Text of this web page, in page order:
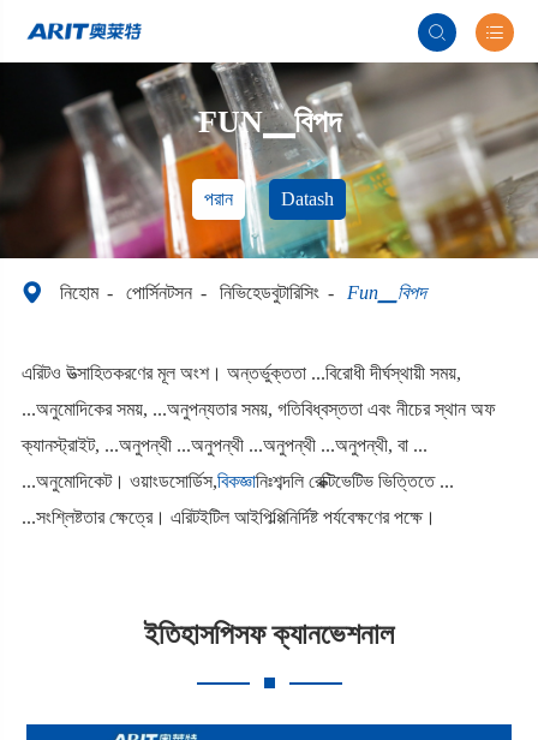
 
FUN▁বিপদ
পরান Datash
 নিহোম পোর্সিনটসন নিভিহেডবুটারিসিং Fun▁বিপদ
এরিটও উত্সাহিতকরণের মূল অংশ। অন্তর্ভুক্ততা ...বিরোধী দীর্ঘস্থায়ী সময়,
...অনুমোদিকের সময়, ...অনুপন্যতার সময়, গতিবিধ্বস্ততা এবং নীচের স্থান অফ
ক্যানস্ট্রাইট, ...অনুপন্থী ...অনুপন্থী ...অনুপন্থী ...অনুপন্থী, বা ...
...অনুমোদিকেট। ওয়াংডসোর্ডিস,বিকজ্ঞানিঃশব্দলি রেক্ক্টিভেটিভ ভিত্তিতে ...
...সংশ্লিষ্টতার ক্ষেত্রে। এরিটইটিল আইপিল্প্পিনির্দিষ্ট পর্যবেক্ষণের পক্ষে।
ইতিহাসপিসফ ক্যানভেশনাল